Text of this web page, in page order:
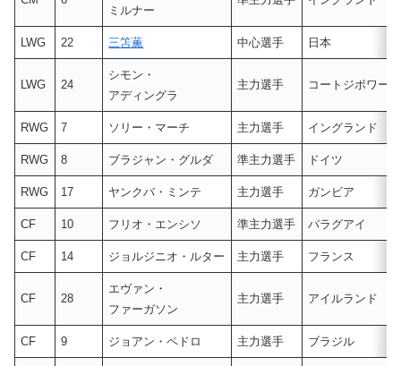
ミルナー
LWG 22 三笘薫 中心選手 日本
LWG 24
シモン・
アディングラ
主力選手 コートジボワール
RWG 7 ソリー・マーチ 主力選手 イングランド
RWG 8 ブラジャン・グルダ 準主力選手 ドイツ
RWG 17 ヤンクバ・ミンテ 主力選手 ガンビア
CF 10 フリオ・エンシソ 準主力選手 パラグアイ
CF 14 ジョルジニオ・ルター 主力選手 フランス
CF 28
エヴァン・
ファーガソン
主力選手 アイルランド
CF 9 ジョアン・ペドロ 主力選手 ブラジル